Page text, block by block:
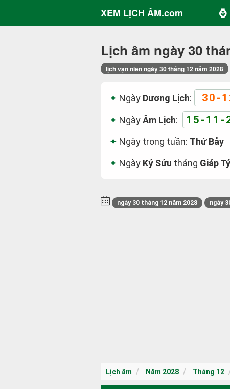
XEM LỊCH ÂM.com
Lịch âm ngày 30
lịch vạn niên ngày 30 tháng 12 năm 2028
Ngày Dương Lịch: 30-
NgàyÂm Lịch: 15-11-
Ngày trong tuần: Thứ Bảy
Ngày Kỷ Sửu tháng Giáp Tý
ngày 30 tháng 12 năm 2028 ngày
Lịch âm Năm 2028 Tháng 12